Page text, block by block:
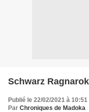
Schwarz
Publié le 22/02/2021 à 10:51
Par Chroniques de Madoka